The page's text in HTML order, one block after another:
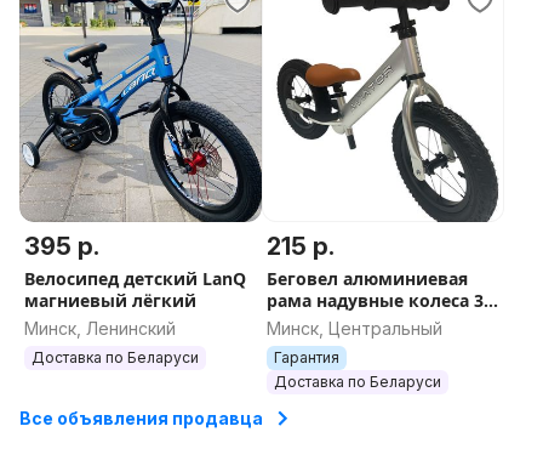
395 р.
Велосипед детский LanQ
магниевый лёгкий
Минск, Ленинский
Доставка по Беларуси
215 р.
Беговел алюминиевая
рама надувные колеса 3
кг
Минск, Центральный
Гарантия
Доставка по Беларуси
Все объявления продавца